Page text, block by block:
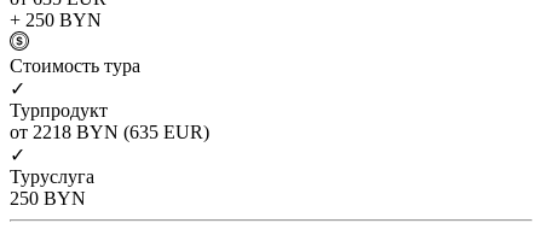
+ 250 BYN
Cтоимость тура
✓
Турпродукт
от 2218 BYN (635 EUR)
✓
Туруслуга
250 BYN